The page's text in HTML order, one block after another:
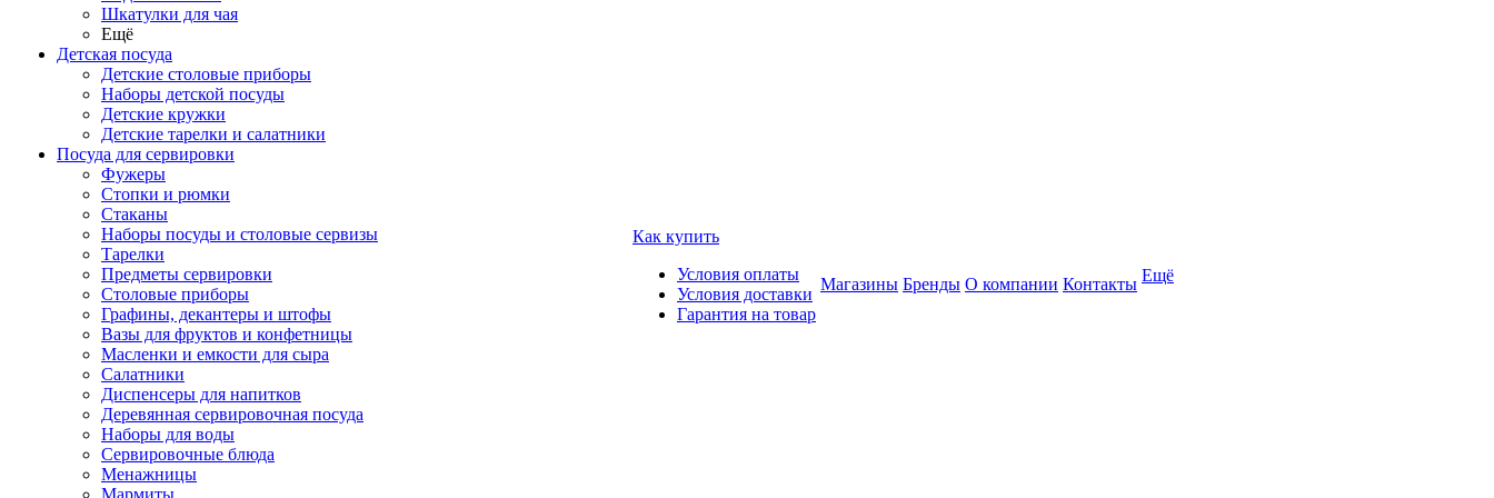
Шкатулки для чая
Ещё
Детская посуда
Детские столовые приборы
Наборы детской посуды
Детские кружки
Детские тарелки и салатники
Посуда для сервировки
Фужеры
Стопки и рюмки
Стаканы
Наборы посуды и столовые сервизы
Тарелки
Предметы сервировки
Столовые приборы
Графины, декантеры и штофы
Вазы для фруктов и конфетницы
Масленки и емкости для сыра
Салатники
Диспенсеры для напитков
Деревянная сервировочная посуда
Наборы для воды
Сервировочные блюда
Менажницы
Мармиты
Как купить
Условия оплаты
Условия доставки
Гарантия на товар
Магазины Бренды О компании Контакты Ещё